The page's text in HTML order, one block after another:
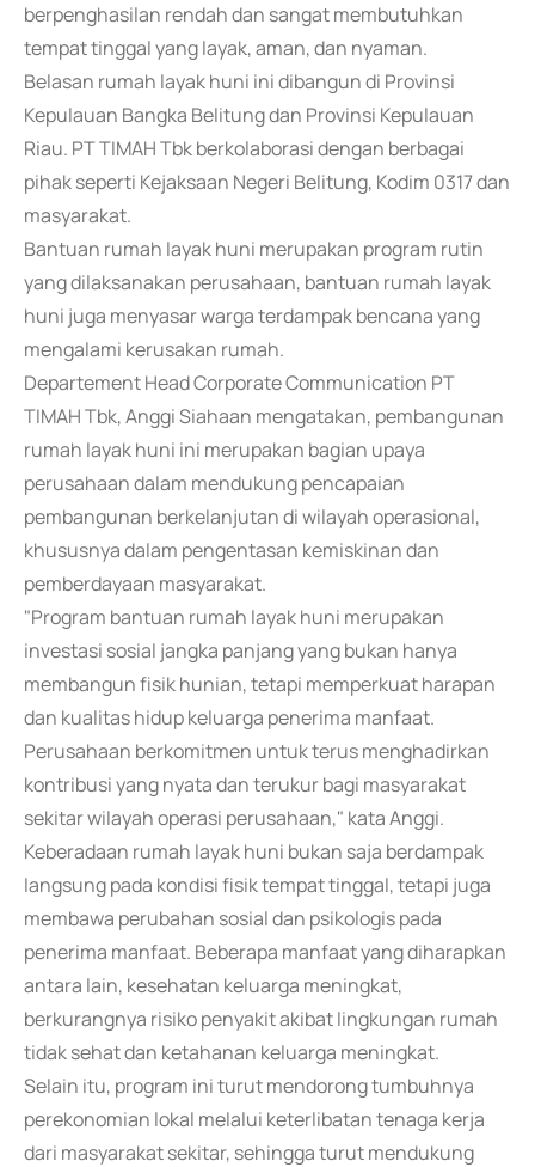
berpenghasilan rendah dan sangat membutuhkan
tempat tinggal yang layak, aman, dan nyaman.
Belasan rumah layak huni ini dibangun di Provinsi
Kepulauan Bangka Belitung dan Provinsi Kepulauan
Riau. PT TIMAH Tbk berkolaborasi dengan berbagai
pihak seperti Kejaksaan Negeri Belitung, Kodim 0317 dan
masyarakat.
Bantuan rumah layak huni merupakan program rutin
yang dilaksanakan perusahaan, bantuan rumah layak
huni juga menyasar warga terdampak bencana yang
mengalami kerusakan rumah.
Departement Head Corporate Communication PT
TIMAH Tbk, Anggi Siahaan mengatakan, pembangunan
rumah layak huni ini merupakan bagian upaya
perusahaan dalam mendukung pencapaian
pembangunan berkelanjutan di wilayah operasional,
khususnya dalam pengentasan kemiskinan dan
pemberdayaan masyarakat.
"Program bantuan rumah layak huni merupakan
investasi sosial jangka panjang yang bukan hanya
membangun fisik hunian, tetapi memperkuat harapan
dan kualitas hidup keluarga penerima manfaat.
Perusahaan berkomitmen untuk terus menghadirkan
kontribusi yang nyata dan terukur bagi masyarakat
sekitar wilayah operasi perusahaan," kata Anggi.
Keberadaan rumah layak huni bukan saja berdampak
langsung pada kondisi fisik tempat tinggal, tetapi juga
membawa perubahan sosial dan psikologis pada
penerima manfaat. Beberapa manfaat yang diharapkan
antara lain, kesehatan keluarga meningkat,
berkurangnya risiko penyakit akibat lingkungan rumah
tidak sehat dan ketahanan keluarga meningkat.
Selain itu, program ini turut mendorong tumbuhnya
perekonomian lokal melalui keterlibatan tenaga kerja
dari masyarakat sekitar, sehingga turut mendukung